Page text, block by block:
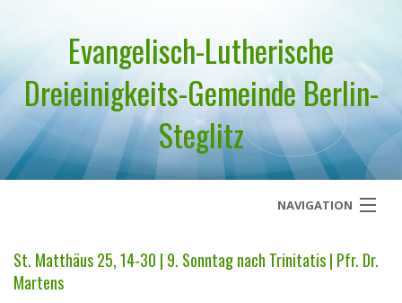
Evangelisch-Lutherische
Dreieinigkeits-Gemeinde Berlin-
Steglitz
NAVIGATION
Über uns
St. Matthäus 25, 14-30 | 9. Sonntag nach Trinitatis | Pfr. Dr.
Martens